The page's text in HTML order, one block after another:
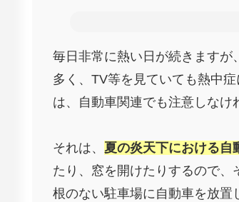
毎日非常に熱い日が続きますが
多く、TV等を見ていても熱中
は、自動車関連でも注意しなけ
それは、 夏の炎天下における自
たり、窓を開けたりするので
根のない駐車場に自動車を放置